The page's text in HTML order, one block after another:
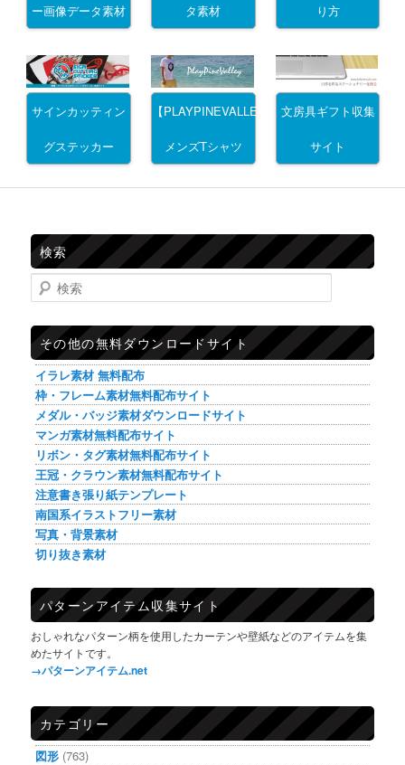
ー画像データ素材 タ素材 り方
サインカッティン
グステッカー
【PLAYPINEVALLEY】
メンズTシャツ
文房具ギフト収集
サイト
検索
検索
その他の無料ダウンロードサイト
イラレ素材 無料配布
枠・フレーム素材無料配布サイト
メダル・バッジ素材ダウンロードサイト
マンガ素材無料配布サイト
リボン・タグ素材無料配布サイト
王冠・クラウン素材無料配布サイト
注意書き張り紙テンプレート
南国系イラストフリー素材
写真・背景素材
切り抜き素材
パターンアイテム収集サイト
おしゃれなパターン柄を使用したカーテンや壁紙などのアイテムを集
めたサイトです。
→パターンアイテム.net
カテゴリー
図形 (763)